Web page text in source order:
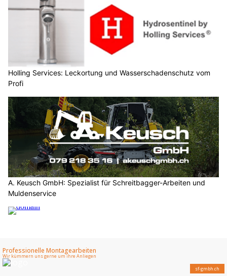
Holling Services: Leckortung und Wasserschadenschutz vom
Profi
A. Keusch GmbH: Spezialist für Schreitbagger-Arbeiten und
Muldenservice